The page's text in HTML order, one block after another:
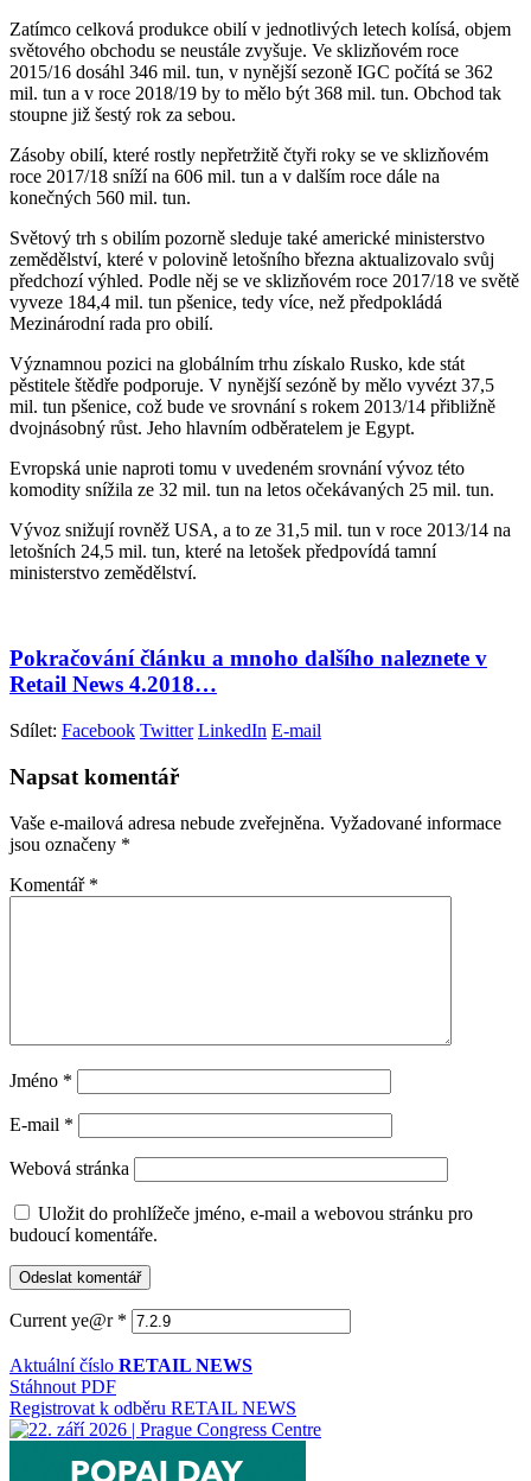
Zatímco celková produkce obilí v jednotlivých letech kolísá, objem
světového obchodu se neustále zvyšuje. Ve sklizňovém roce
2015/16 dosáhl 346 mil. tun, v nynější sezoně IGC počítá se 362
mil. tun a v roce 2018/19 by to mělo být 368 mil. tun. Obchod tak
stoupne již šestý rok za sebou.
Zásoby obilí, které rostly nepřetržitě čtyři roky se ve sklizňovém
roce 2017/18 sníží na 606 mil. tun a v dalším roce dále na
konečných 560 mil. tun.
Světový trh s obilím pozorně sleduje také americké ministerstvo
zemědělství, které v polovině letošního března aktualizovalo svůj
předchozí výhled. Podle něj se ve sklizňovém roce 2017/18 ve světě
vyveze 184,4 mil. tun pšenice, tedy více, než předpokládá
Mezinárodní rada pro obilí.
Významnou pozici na globálním trhu získalo Rusko, kde stát
pěstitele štědře podporuje. V nynější sezóně by mělo vyvézt 37,5
mil. tun pšenice, což bude ve srovnání s rokem 2013/14 přibližně
dvojnásobný růst. Jeho hlavním odběratelem je Egypt.
Evropská unie naproti tomu v uvedeném srovnání vývoz této
komodity snížila ze 32 mil. tun na letos očekávaných 25 mil. tun.
Vývoz snižují rovněž USA, a to ze 31,5 mil. tun v roce 2013/14 na
letošních 24,5 mil. tun, které na letošek předpovídá tamní
ministerstvo zemědělství.
Pokračování článku a mnoho dalšího naleznete v
Retail News 4.2018…
Sdílet: Facebook Twitter LinkedIn E-mail
Napsat komentář
Vaše e-mailová adresa nebude zveřejněna. Vyžadované informace
jsou označeny *
Komentář *
Jméno *
E-mail *
Webová stránka
Uložit do prohlížeče jméno, e-mail a webovou stránku pro
budoucí komentáře.
Current ye@r *
Aktuální číslo RETAIL NEWS
Stáhnout PDF
Registrovat k odběru RETAIL NEWS